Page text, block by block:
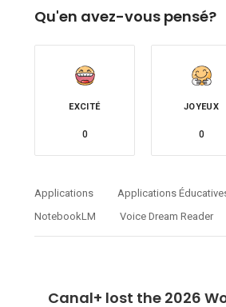
Qu'en avez-vous pensé?
EXCITÉ
0
JOYEUX
0
Applications Applications
NotebookLM
Voice Dream Reader
Canal+ lost the 2026